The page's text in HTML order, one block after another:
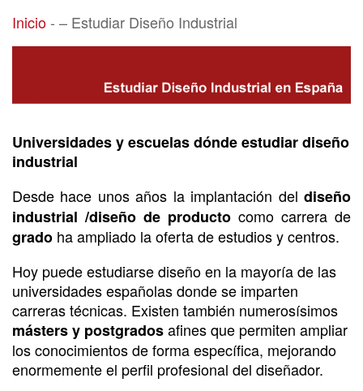
– Estudiar Diseño Industrial
Inicio- – Estudiar Diseño Industrial
Universidades y escuelas dónde estudiar diseño
industrial
Desde hace unos años la implantación del diseño
industrial /diseño de producto como carrera de
grado ha ampliado la oferta de estudios y centros.
Hoy puede estudiarse diseño en la mayoría de las
universidades españolas donde se imparten
carreras técnicas. Existen también numerosísimos
másters y postgradosafines que permiten ampliar
los conocimientos de forma específica, mejorando
enormemente el perfil profesional del diseñador.